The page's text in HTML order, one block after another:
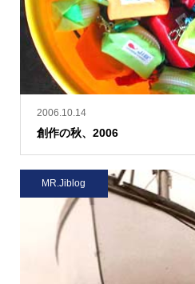
2006.10.14
創作の秋、2006
MR.Jiblog